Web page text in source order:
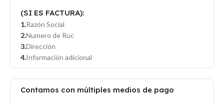
(SI ES FACTURA):
Razón Social
Numero de Ruc
Dirección
Información adicional
Contamos con múltiples medios de pago